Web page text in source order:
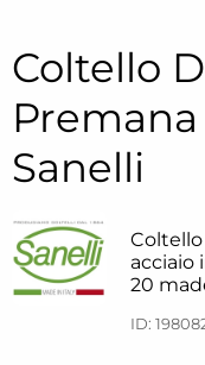
Coltello
Sanelli
acciaio
20
ID: